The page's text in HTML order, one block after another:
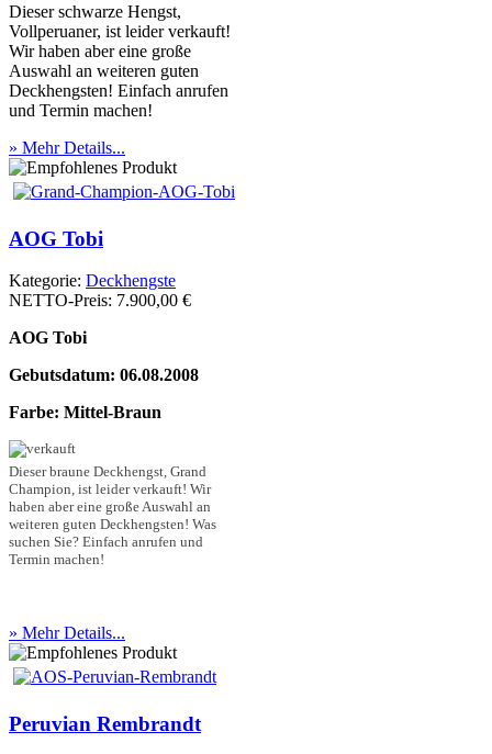
Dieser schwarze Hengst,
Vollperuaner, ist leider verkauft!
Wir haben aber eine große
Auswahl an weiteren guten
Deckhengsten! Einfach anrufen
und Termin machen!
» Mehr Details...
AOG Tobi
Kategorie: Deckhengste
NETTO-Preis: 7.900,00 €
AOG Tobi
Gebutsdatum: 06.08.2008
Farbe: Mittel-Braun
Dieser braune Deckhengst, Grand
Champion, ist leider verkauft! Wir
haben aber eine große Auswahl an
weiteren guten Deckhengsten! Was
suchen Sie? Einfach anrufen und
Termin machen!
» Mehr Details...
Peruvian Rembrandt